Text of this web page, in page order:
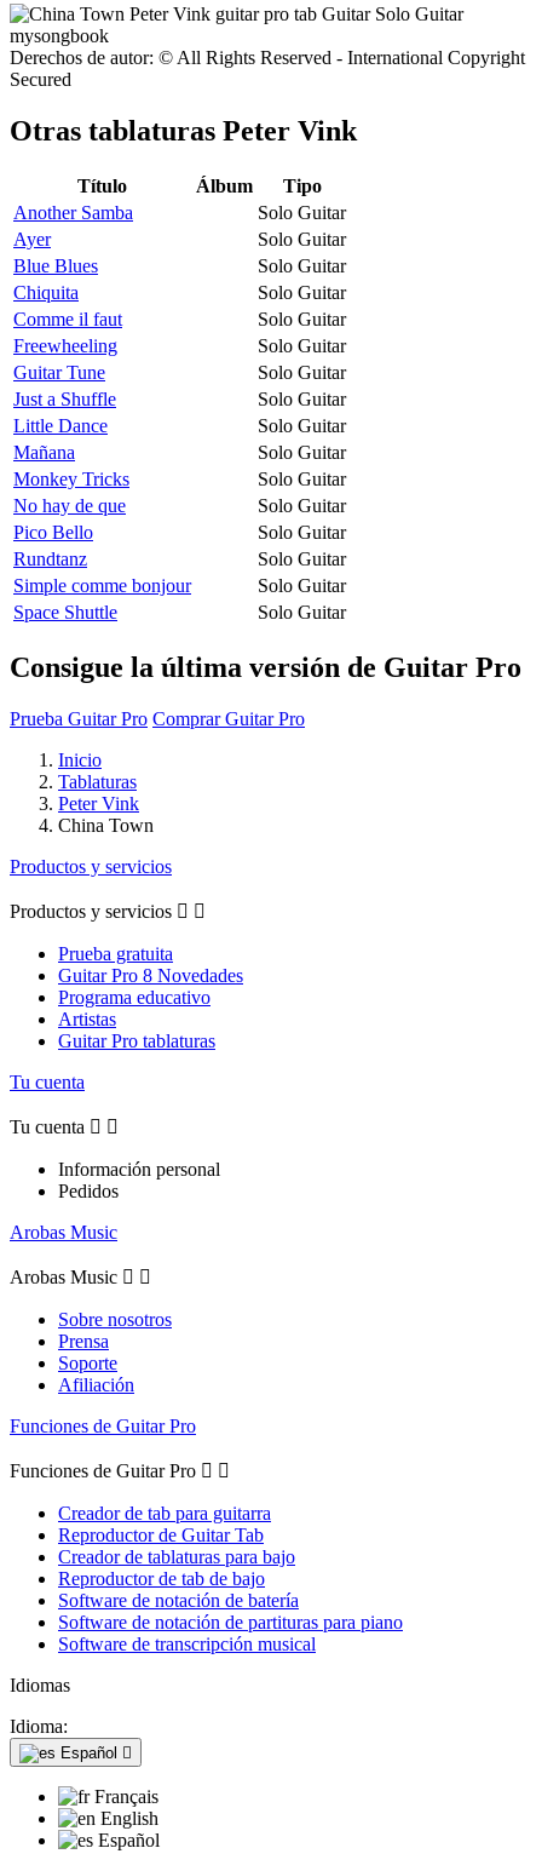
Derechos de autor: © All Rights Reserved - International Copyright
Secured
Otras tablaturas Peter Vink
Título Álbum
Tipo
Another Samba
Solo Guitar
Ayer
Solo Guitar
Blue Blues
Solo Guitar
Chiquita
Solo Guitar
Comme il faut
Solo Guitar
Freewheeling
Solo Guitar
Guitar Tune
Solo Guitar
Just a Shuffle
Solo Guitar
Little Dance
Solo Guitar
Mañana
Solo Guitar
Monkey Tricks
Solo Guitar
No hay de que
Solo Guitar
Pico Bello
Solo Guitar
Rundtanz
Solo Guitar
Simple comme bonjour
Solo Guitar
Space Shuttle
Solo Guitar
Consigue la última versión de Guitar Pro
Prueba Guitar Pro Comprar Guitar Pro
Inicio
Tablaturas
Peter Vink
China Town
Productos y servicios
Productos y servicios  
Prueba gratuita
Guitar Pro 8 Novedades
Programa educativo
Artistas
Guitar Pro tablaturas
Tu cuenta
Tu cuenta  
Información personal
Pedidos
Arobas Music
Arobas Music  
Sobre nosotros
Prensa
Soporte
Afiliación
Funciones de Guitar Pro
Funciones de Guitar Pro  
Creador de tab para guitarra
Reproductor de Guitar Tab
Creador de tablaturas para bajo
Reproductor de tab de bajo
Software de notación de batería
Software de notación de partituras para piano
Software de transcripción musical
Idiomas
Idioma:
Español 
Français
English
Español